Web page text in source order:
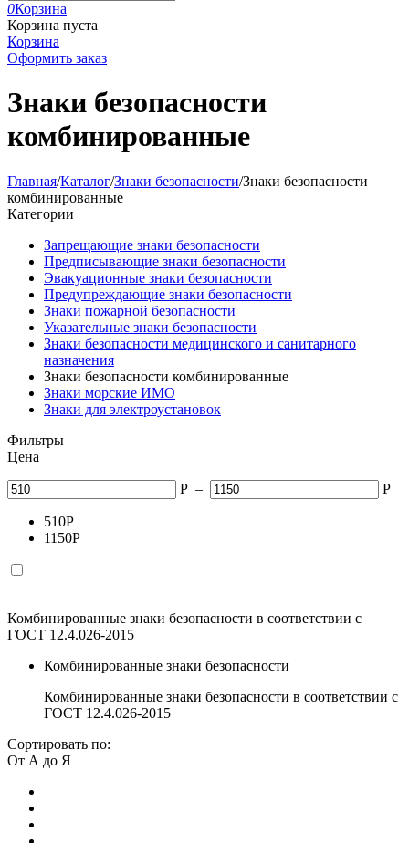
0Корзина
Корзина пуста
Корзина
Оформить заказ
Знаки безопасности
комбинированные
Главная/Каталог/Знаки безопасности/Знаки безопасности
комбинированные
Категории
Запрещающие знаки безопасности
Предписывающие знаки безопасности
Эвакуационные знаки безопасности
Предупреждающие знаки безопасности
Знаки пожарной безопасности
Указательные знаки безопасности
Знаки безопасности медицинского и санитарного
назначения
Знаки безопасности комбинированные
Знаки морские ИМО
Знаки для электроустановок
Фильтры
Цена
Р – Р
510Р
1150Р
Комбинированные знаки безопасности в соответствии с
ГОСТ 12.4.026-2015
Комбинированные знаки безопасности
Комбинированные знаки безопасности в соответствии с
ГОСТ 12.4.026-2015
Сортировать по:
От А до Я